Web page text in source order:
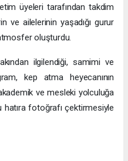
üyeleri tarafından takdim
ve ailelerinin yaşadığı gurur
oluşturdu.
ilgilendiği, samimi ve
kep atma heyecanının
ve mesleki yolculuğa
hatıra fotoğrafı çektirmesiyle